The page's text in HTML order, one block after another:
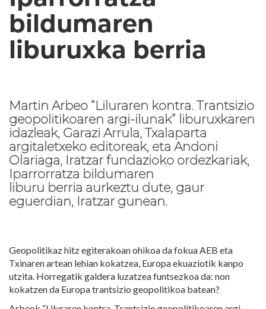
bildumaren
liburuxka berria
Martin Arbeo “Liluraren kontra. Trantsizio
geopolitikoaren argi-ilunak” liburuxkaren
idazleak, Garazi Arrula, Txalaparta
argitaletxeko editoreak, eta Andoni
Olariaga, Iratzar fundazioko ordezkariak,
Iparrorratza bildumaren
liburu berria aurkeztu dute, gaur
eguerdian, Iratzar gunean.
Geopolitikaz hitz egiterakoan ohikoa da fokua AEB eta
Txinaren artean lehian kokatzea, Europa ekuaziotik kanpo
utzita. Horregatik galdera luzatzea funtsezkoa da: non
kokatzen da Europa trantsizio geopolitikoa batean?